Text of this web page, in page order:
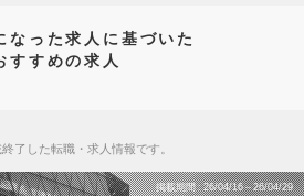
なった求人に基づいた
すすめの求人
了した転職・求人情報です。
掲載期間 26/04/16～26/04/29